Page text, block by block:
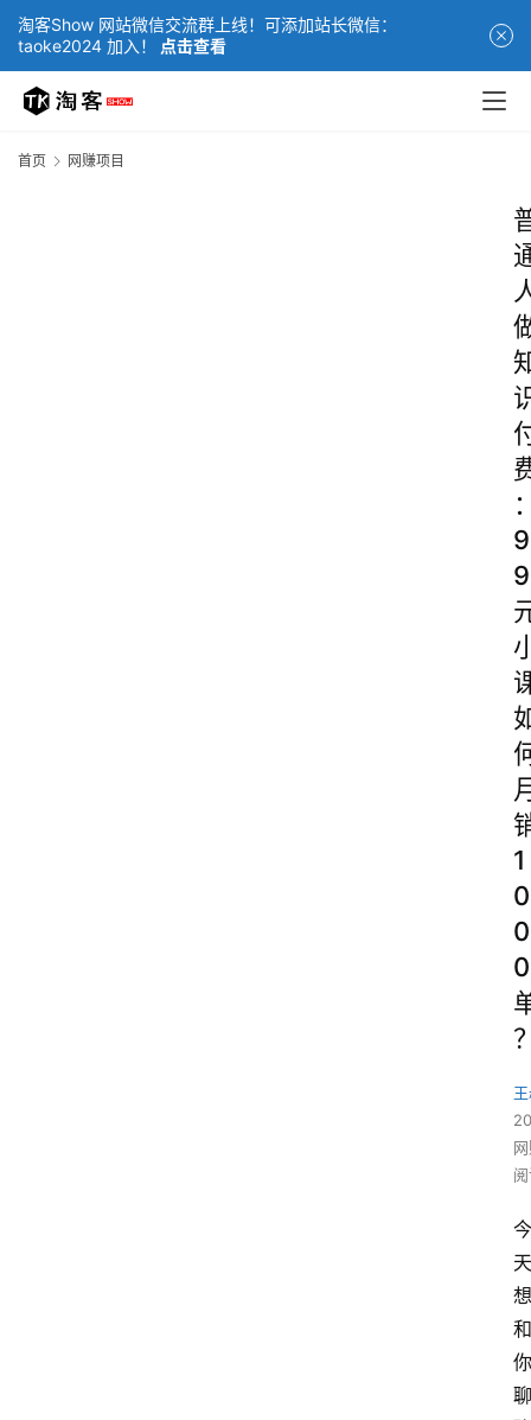
淘客Show 网站微信交流群上线！可添加站长微信：
taoke2024 加入！
点击查看
首页 网赚项目
9
9
1
0
0
0
今
天
想
和
你
聊